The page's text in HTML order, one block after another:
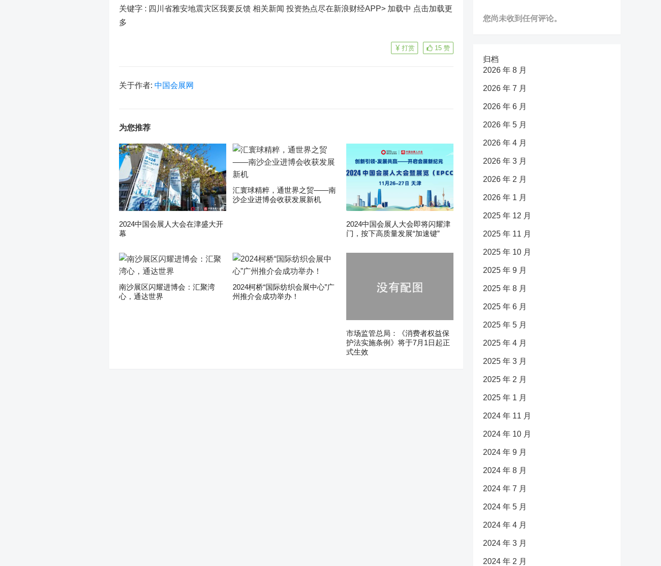
关键字 : 四川省雅安地震灾区我要反馈 相关新闻 投资热点尽在新浪财经APP> 加载中 点击加载更
多
15 赞
打赏
关于作者: 中国会展网
为您推荐
2024中国会展人大会在津盛大开
幕
汇寰球精粹，通世界之贸——南
沙企业进博会收获发展新机
2024中国会展人大会即将闪耀津
门，按下高质量发展“加速键”
南沙展区闪耀进博会：汇聚湾
心，通达世界
2024柯桥“国际纺织会展中心”广
州推介会成功举办！
市场监管总局：《消费者权益保
护法实施条例》将于7月1日起正
式生效
您尚未收到任何评论。
归档
2026 年 8 月
2026 年 7 月
2026 年 6 月
2026 年 5 月
2026 年 4 月
2026 年 3 月
2026 年 2 月
2026 年 1 月
2025 年 12 月
2025 年 11 月
2025 年 10 月
2025 年 9 月
2025 年 8 月
2025 年 6 月
2025 年 5 月
2025 年 4 月
2025 年 3 月
2025 年 2 月
2025 年 1 月
2024 年 11 月
2024 年 10 月
2024 年 9 月
2024 年 8 月
2024 年 7 月
2024 年 5 月
2024 年 4 月
2024 年 3 月
2024 年 2 月